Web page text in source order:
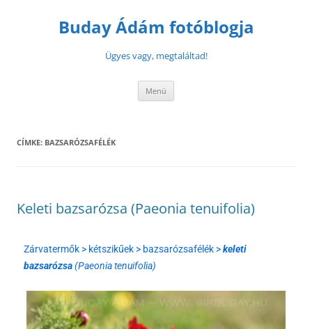
Buday Ádám fotóblogja
Ügyes vagy, megtaláltad!
Menü
CÍMKE: BAZSARÓZSAFÉLÉK
Keleti bazsarózsa (Paeonia tenuifolia)
Zárvatermők > kétszikűek > bazsarózsafélék >keleti
bazsarózsa(Paeonia tenuifolia)